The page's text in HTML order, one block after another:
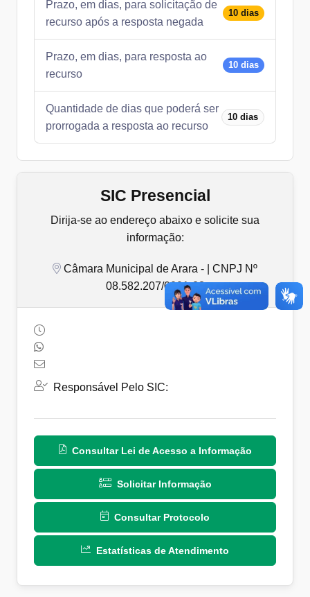
Prazo, em dias, para solicitação de
recurso após a resposta negada
10 dias
Prazo, em dias, para resposta ao
recurso
10 dias
Quantidade de dias que poderá ser
prorrogada a resposta ao recurso
10 dias
SIC Presencial
Dirija-se ao endereço abaixo e solicite sua
informação:
Câmara Municipal de Arara - | CNPJ Nº
08.582.207/0001-23
Responsável Pelo SIC:
Consultar Lei de Acesso a Informação
Solicitar Informação
Consultar Protocolo
Estatísticas de Atendimento